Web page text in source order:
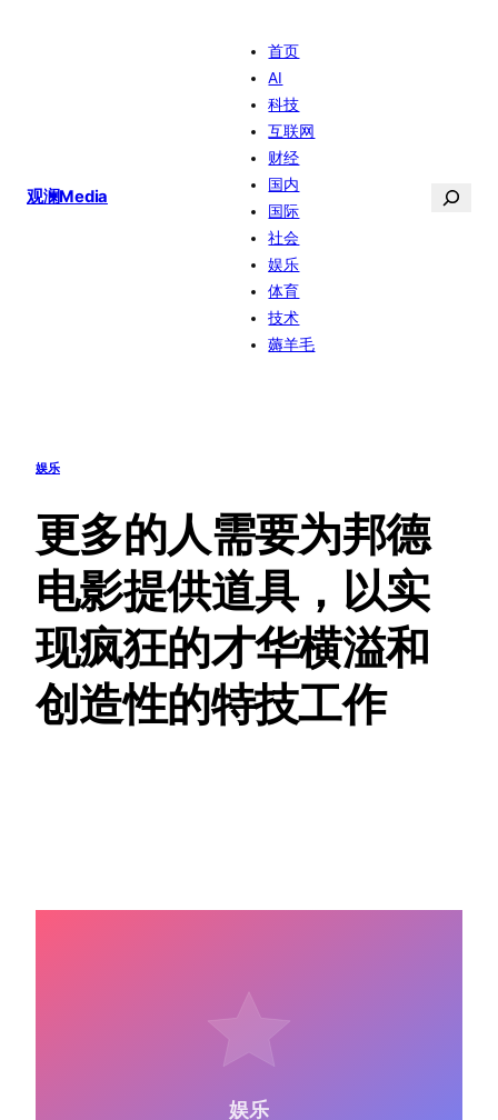
观澜Media
首页
AI
科技
互联网
财经
国内
国际
社会
娱乐
体育
技术
薅羊毛
搜
娱乐
更多的人需要为邦德
电影提供道具，以实
现疯狂的才华横溢和
创造性的特技工作